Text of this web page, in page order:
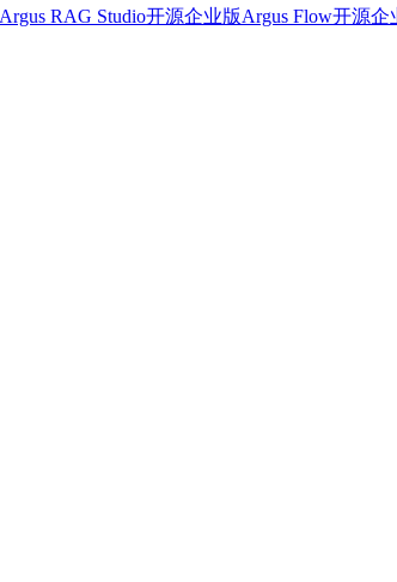
Argus RAG Studio开源企业版Argus Flow开源企